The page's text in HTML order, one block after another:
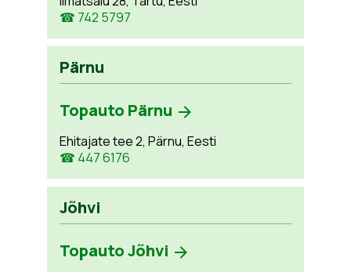
☎ 742 5797
Pärnu
Topauto Pärnu
Ehitajate tee 2, Pärnu, Eesti
☎ 447 6176
Jõhvi
Topauto Jõhvi